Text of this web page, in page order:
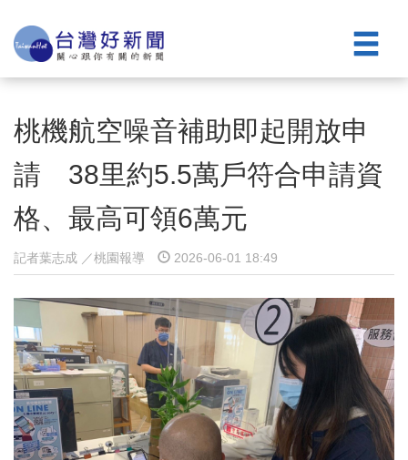
桃機航空噪音補助即起開放申
請 38里約5.5萬戶符合申請資
格、最高可領6萬元
記者葉志成 ／桃園報導 2026-06-01 18:49